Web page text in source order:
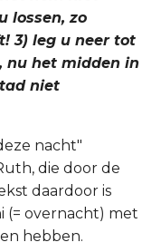
lossen, zo
3) leg u neer tot
nu het midden in
niet
nacht"
die door de
daardoor is
(= overnacht) met
hebben.